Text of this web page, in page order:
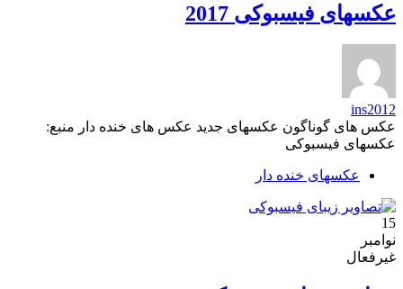
عکسهای فیسبوکی 2017
ins2012
عکس های گوناگون عکسهای جدید عکس های خنده دار منبع:
عکسهای فیسبوکی
عکسهای خنده دار
15
نوامبر
غیرفعال